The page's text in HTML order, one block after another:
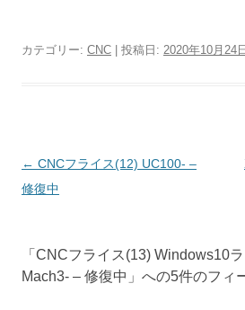
カテゴリー: CNC | 投稿日: 2020年10月24
投
稿
← CNCフライス(12) UC100- –
修復中
「 CNCフライス(13) Windows10
Mach3- – 修復中 」への5件のフィ